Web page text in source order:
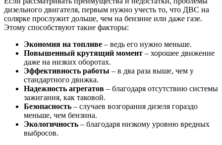
дизельного двигателя, первым нужно учесть то, что ДВС на
солярке прослужит дольше, чем на бензине или даже газе.
Этому способствуют такие факторы:
Экономия на топливе – ведь его нужно меньше.
Повышенный крутящий момент – хорошее движение
даже на низких оборотах.
Эффективность работы – в два раза выше, чем у
стандартного движка.
Надежность агрегатов – благодаря отсутствию системы
зажигания, как таковой.
Безопасность – случаев возгорания дизеля гораздо
меньше, чем бензина.
Экологичность – благодаря низкому уровню вредных
выбросов.